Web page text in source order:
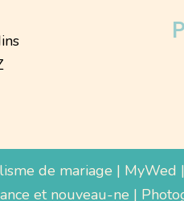
de mariage | MyWed |
et nouveau-ne |